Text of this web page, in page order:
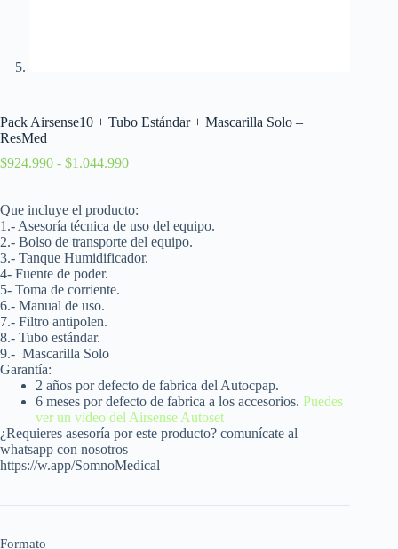
Pack Airsense10 + Tubo Estándar + Mascarilla Solo –
ResMed
$924.990 - $1.044.990
Que incluye el producto:
1.- Asesoría técnica de uso del equipo.
2.- Bolso de transporte del equipo.
3.- Tanque Humidificador.
4- Fuente de poder.
5- Toma de corriente.
6.- Manual de uso.
7.- Filtro antipolen.
8.- Tubo estándar.
9.- Mascarilla Solo
Garantía:
2 años por defecto de fabrica del Autocpap.
6 meses por defecto de fabrica a los accesorios. Puedes
ver un video del Airsense Autoset
¿Requieres asesoría por este producto? comunícate al
whatsapp con nosotros
https://w.app/SomnoMedical
Formato